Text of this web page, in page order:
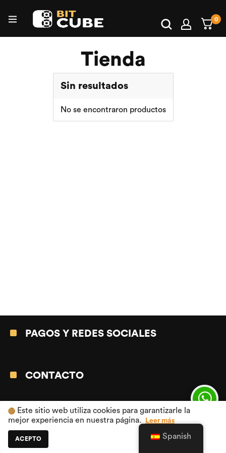
Bitcube
Buscar: 0
Tienda
Sin resultados
No se encontraron productos
Este sitio web utiliza cookies para garantizarle la
mejor experiencia en nuestra página.
Leer más
ACEPTO
PAGOS Y REDES SOCIALES
CONTACTO
CUENTA
Spanish